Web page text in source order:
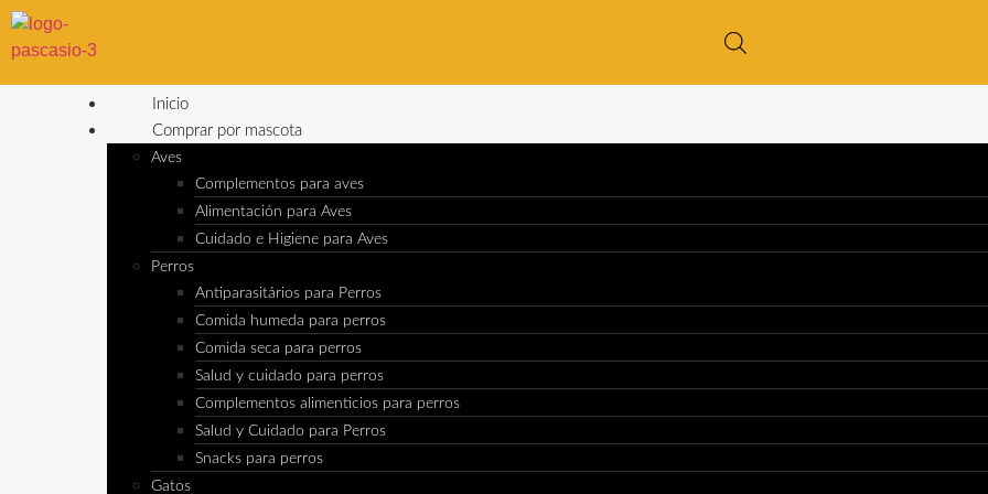
Inicio
Comprar por mascota
Aves
Complementos para aves
Alimentación para Aves
Cuidado e Higiene para Aves
Perros
Antiparasitários para Perros
Comida humeda para perros
Comida seca para perros
Salud y cuidado para perros
Complementos alimenticios para perros
Salud y Cuidado para Perros
Snacks para perros
Gatos